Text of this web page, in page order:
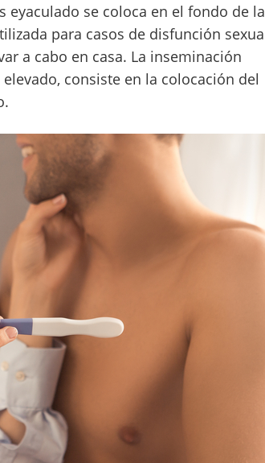
se coloca en el fondo de la
para casos de disfunción
a cabo en casa. La inseminación
consiste en la colocación del